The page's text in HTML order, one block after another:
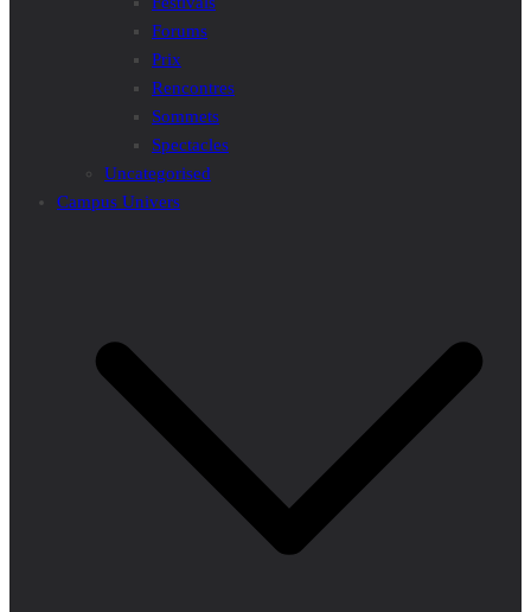
Forums
Prix
Rencontres
Sommets
Spectacles
Uncategorised
Campus Univers